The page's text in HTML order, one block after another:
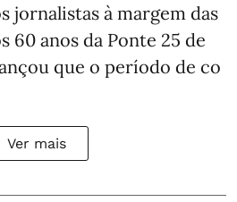
jornalistas à margem das
60 anos da Ponte 25 de
que o período de co
Ver mais